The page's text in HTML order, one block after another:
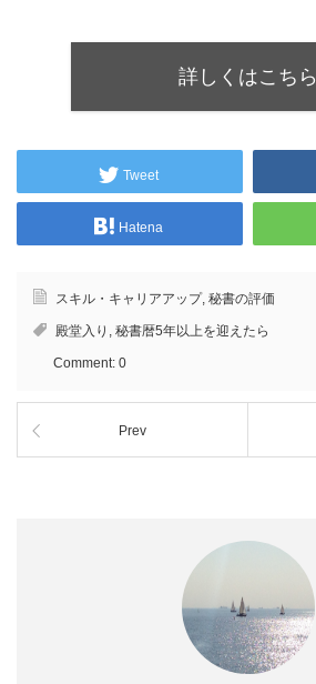
詳しくはこちら
Tweet
Hatena
スキル・キャリアアップ, 秘書の評価
殿堂入り , 秘書暦5年以上を迎えたら
Comment: 0
Prev